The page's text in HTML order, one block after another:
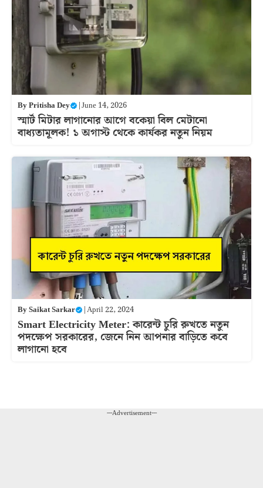
ByPritisha Dey |June 14, 2026
স্মার্ট মিটার লাগানোর আগে বকেয়া বিল মেটানো
বাধ্যতামূলক! ১ অগাস্ট থেকে কার্যকর নতুন নিয়ম
BySaikat Sarkar |April 22, 2024
Smart Electricity Meter: কারেন্ট চুরি রুখতে নতুন
পদক্ষেপ সরকারের, জেনে নিন আপনার বাড়িতে কবে
লাগানো হবে
---Advertisement---